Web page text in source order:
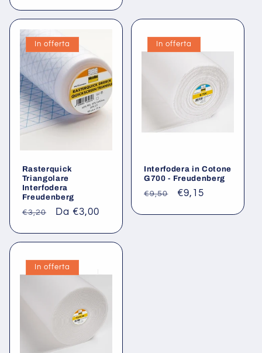
listino
In offerta
Rasterquick
Triangolare
Interfodera
Freudenberg
Prezzo
listino
€3,20
Prezzo
Da €3,00
In offerta
Interfodera in Cotone
G700 - Freudenberg
Prezzo
€9,50
Prezzo
€9,15
In offerta